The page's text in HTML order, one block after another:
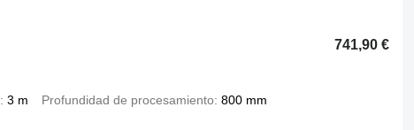
741,90 €
3 m Profundidad de procesamiento 800 mm